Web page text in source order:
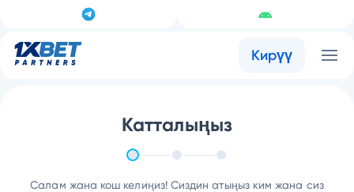
Кирүү
Катталыңыз
Салам жана кош келиңиз! Сиздин атыңыз ким жана сиз